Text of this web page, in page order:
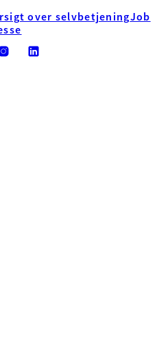
over selvbetjeningJob